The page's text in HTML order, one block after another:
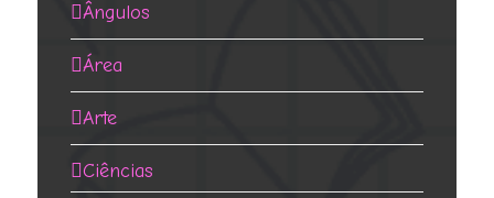
Ângulos
Área
Arte
Ciências